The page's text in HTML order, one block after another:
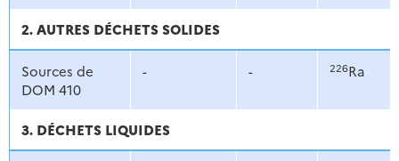
2. AUTRES DÉCHETS SOLIDES
Sources de
DOM 410
- - 226Ra
3. DÉCHETS LIQUIDES